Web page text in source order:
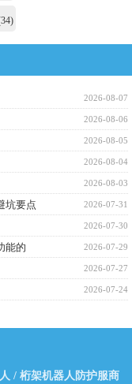
2026-08-07
2026-08-06
2026-08-05
2026-08-04
2026-08-03
2026-07-31
坑要点
2026-07-30
2026-07-29
能的
2026-07-27
2026-07-24
/ 桁架机器人防护服商